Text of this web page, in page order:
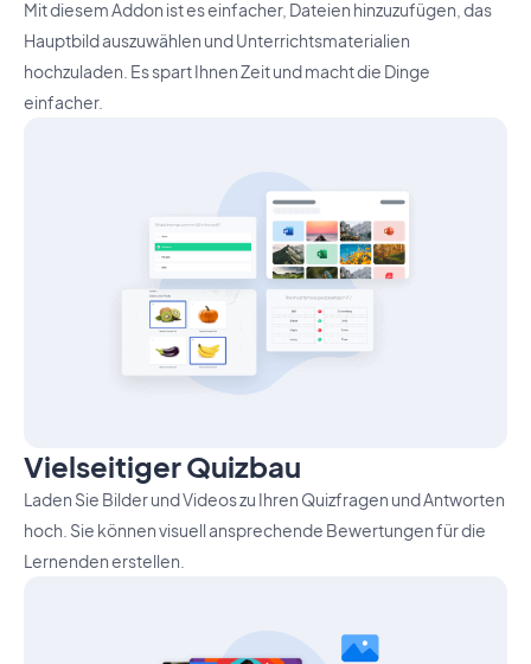
Mit diesem Addon ist es einfacher, Dateien hinzuzufügen, das
Hauptbild auszuwählen und Unterrichtsmaterialien
hochzuladen. Es spart Ihnen Zeit und macht die Dinge
einfacher.
Vielseitiger Quizbau
Laden Sie Bilder und Videos zu Ihren Quizfragen und Antworten
hoch. Sie können visuell ansprechende Bewertungen für die
Lernenden erstellen.